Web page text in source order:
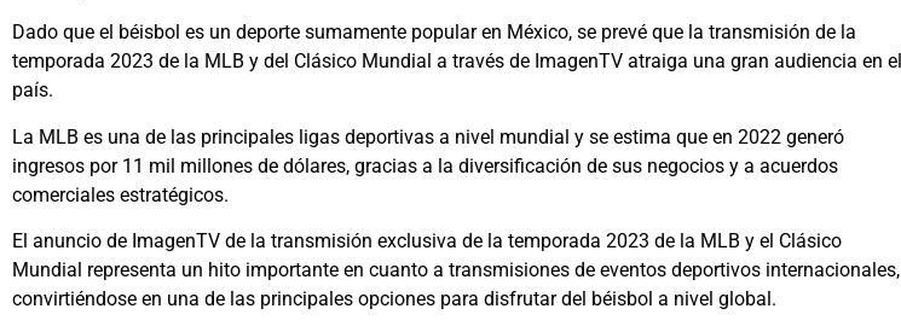
Dado que el béisbol es un deporte sumamente popular en México, se prevé que la transmisión de la
temporada 2023 de la MLB y del Clásico Mundial a través de ImagenTV atraiga una gran audiencia en el
país.
La MLB es una de las principales ligas deportivas a nivel mundial y se estima que en 2022 generó
ingresos por 11 mil millones de dólares, gracias a la diversificación de sus negocios y a acuerdos
comerciales estratégicos.
El anuncio de ImagenTV de la transmisión exclusiva de la temporada 2023 de la MLB y el Clásico
Mundial representa un hito importante en cuanto a transmisiones de eventos deportivos internacionales,
convirtiéndose en una de las principales opciones para disfrutar del béisbol a nivel global.